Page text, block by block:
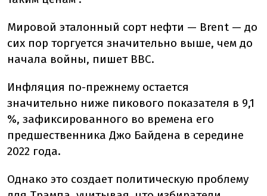
Мировой эталонный сорт нефти — Brent — до
сих пор торгуется значительно выше, чем до
начала войны, пишет BBC.
Инфляция по-прежнему остается
значительно ниже пикового показателя в 9,1
%, зафиксированного во времена его
предшественника Джо Байдена в середине
2022 года.
Однако это создает политическую проблему